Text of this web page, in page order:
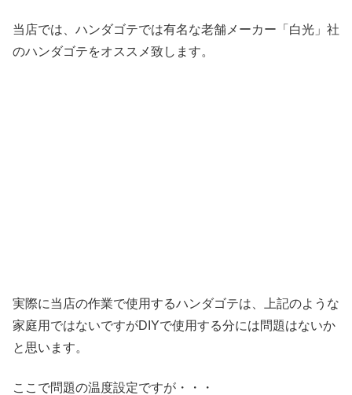
当店では、ハンダゴテでは有名な老舗メーカー「白光」社
のハンダゴテをオススメ致します。
実際に当店の作業で使用するハンダゴテは、上記のような
家庭用ではないですがDIYで使用する分には問題はないか
と思います。
ここで問題の温度設定ですが・・・